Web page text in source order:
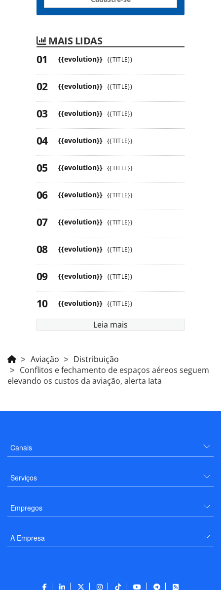
MAIS LIDAS
{{evolution}} {{TITLE}}
{{evolution}} {{TITLE}}
{{evolution}} {{TITLE}}
{{evolution}} {{TITLE}}
{{evolution}} {{TITLE}}
{{evolution}} {{TITLE}}
{{evolution}} {{TITLE}}
{{evolution}} {{TITLE}}
{{evolution}} {{TITLE}}
{{evolution}} {{TITLE}}
Leia mais
Aviação
Distribuição
Conflitos e fechamento de espaços aéreos seguem
elevando os custos da aviação, alerta Iata
Canais
Serviços
Empregos
A Empresa